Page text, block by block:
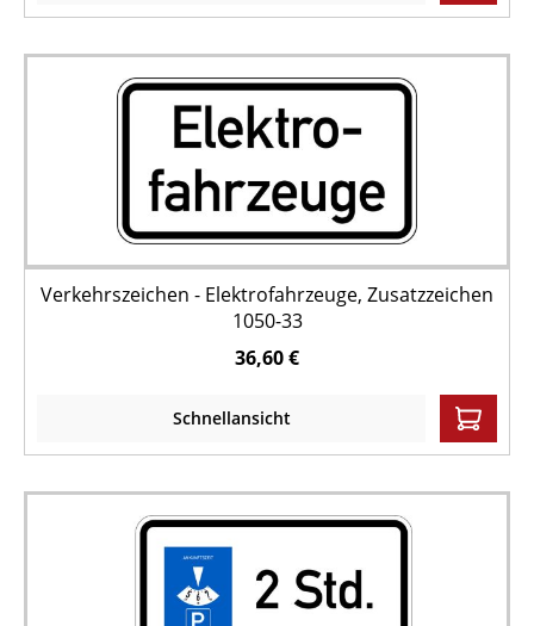
Verkehrszeichen - Elektrofahrzeuge, Zusatzzeichen
1050-33
36,60 €
Schnellansicht